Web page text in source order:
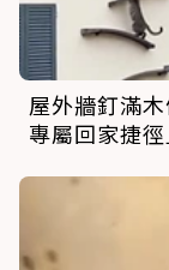
屋外牆釘滿
專屬回家捷